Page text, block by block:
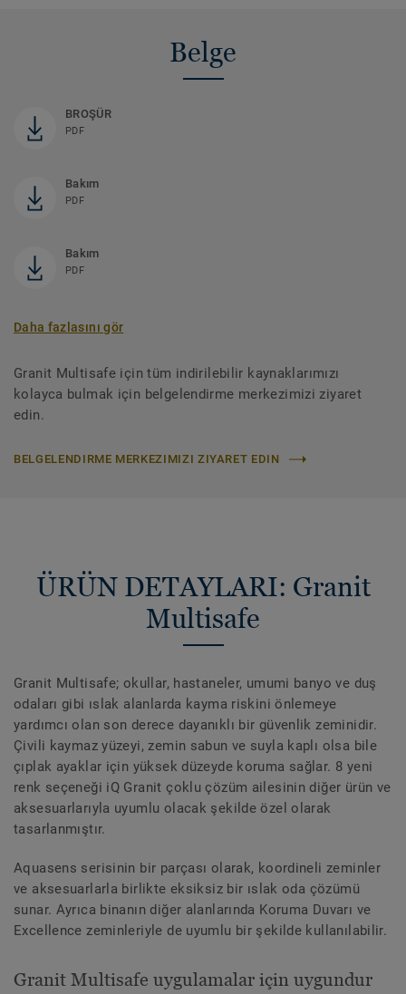
Belge
BROŞÜR
PDF
Bakım
PDF
Bakım
PDF
Daha fazlasını gör
Granit Multisafe için tüm indirilebilir kaynaklarımızı
kolayca bulmak için belgelendirme merkezimizi ziyaret
edin.
BELGELENDIRME MERKEZIMIZI ZIYARET EDIN
ÜRÜN DETAYLARI: Granit
Multisafe
Granit Multisafe; okullar, hastaneler, umumi banyo ve duş
odaları gibi ıslak alanlarda kayma riskini önlemeye
yardımcı olan son derece dayanıklı bir güvenlik zeminidir.
Çivili kaymaz yüzeyi, zemin sabun ve suyla kaplı olsa bile
çıplak ayaklar için yüksek düzeyde koruma sağlar. 8 yeni
renk seçeneği iQ Granit çoklu çözüm ailesinin diğer ürün ve
aksesuarlarıyla uyumlu olacak şekilde özel olarak
tasarlanmıştır.
Aquasens serisinin bir parçası olarak, koordineli zeminler
ve aksesuarlarla birlikte eksiksiz bir ıslak oda çözümü
sunar. Ayrıca binanın diğer alanlarında Koruma Duvarı ve
Excellence zeminleriyle de uyumlu bir şekilde kullanılabilir.
Granit Multisafe uygulamalar için uygundur